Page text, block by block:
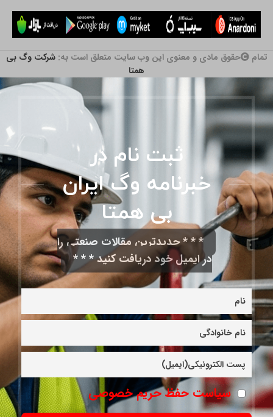
تمام حقوق مادی و معنوی این وب سایت متعلق است به:شرکت وگ بی
همتا
ثبت نام در
خبرنامه وگ ایران
بی همتا
* * * جدیدترین مقالات صنعتی را
در ایمیل خود دریافت کنید * * *
سیاست حفظ حریم خصوصی